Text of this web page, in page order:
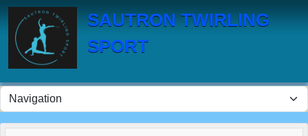
SAUTRON TWIRLING
SPORT
Panneau de gestion des cookies